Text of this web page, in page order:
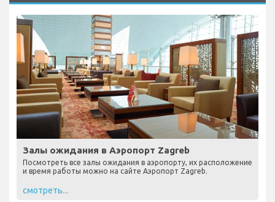
Залы ожидания в Аэропорт Zagreb
Посмотреть все залы ожидания в аэропорту, их расположение
и время работы можно на сайте Аэропорт Zagreb.
смотреть...